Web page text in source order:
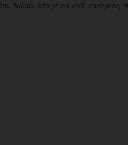
Nikdo, kdo je na nich zachycen,